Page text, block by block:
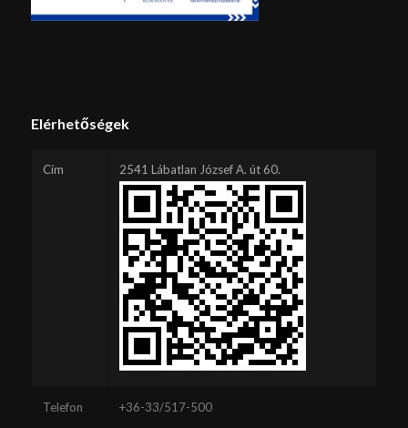
Elérhetőségek
Cím 2541 Lábatlan József A. út 60.
Telefon +36-33/517-500